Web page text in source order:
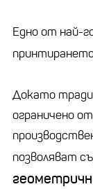
Едно от най-
Докато
ограничено
позволяват